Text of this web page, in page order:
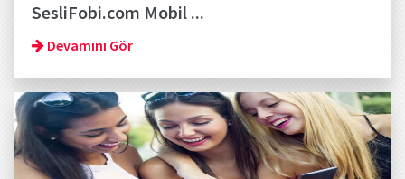
SesliFobi.com Mobil ...
Devamını Gör